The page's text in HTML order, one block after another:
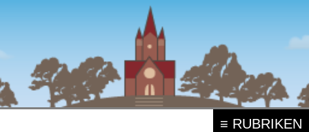
≡ RUBRIKEN